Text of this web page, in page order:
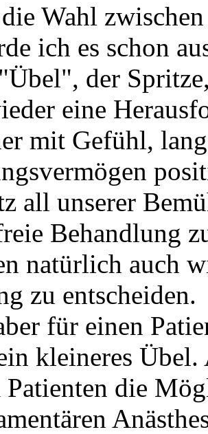
Wahl
ich es schon
der
eine
mit Gefühl,
all unserer
Behandlung
natürlich auch
zu entscheiden.
für einen
kleineres
Patienten die